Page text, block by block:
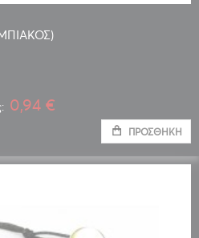
0,94 €
ΠΡΟΣΘΉΚΗ